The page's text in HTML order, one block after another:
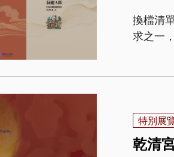
換檔清單 展覽清單-
求之一
特別展
乾清